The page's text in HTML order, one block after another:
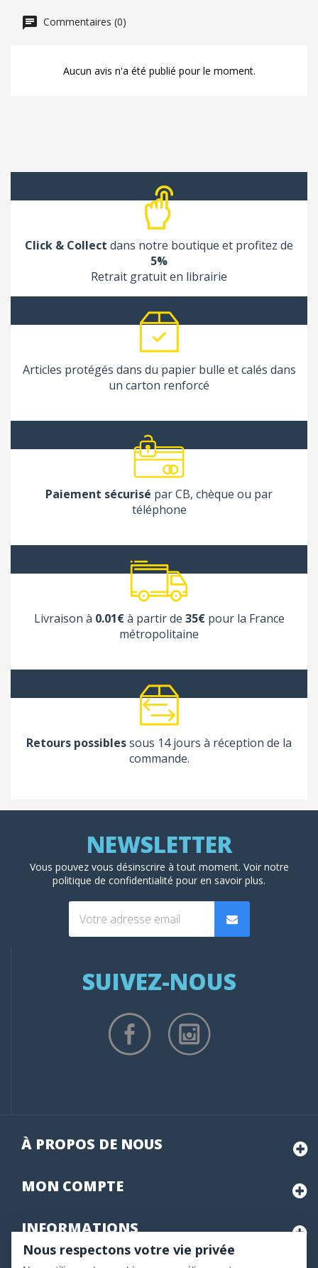
Commentaires (0)
Aucun avis n'a été publié pour le moment.
Click & Collect dans notre boutique et profitez de
5%
Retrait gratuit en librairie
Articles protégés dans du papier bulle et calés dans
un carton renforcé
Paiement sécurisé par CB, chèque ou par
téléphone
Livraison à 0.01€à partir de 35€pour la France
métropolitaine
Retours possiblessous 14 jours à réception de la
commande.
Vous pouvez vous désinscrire à tout moment. Voir notre
politique de confidentialité pour en savoir plus.
SUIVEZ-NOUS
À PROPOS DE NOUS
MON COMPTE
INFORMATIONS
Nous respectons votre vie privée